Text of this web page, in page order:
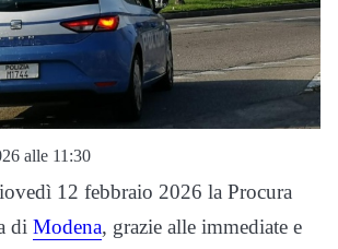
alle 11:30
12 febbraio 2026 la Procura
di Modena, grazie alle immediate e